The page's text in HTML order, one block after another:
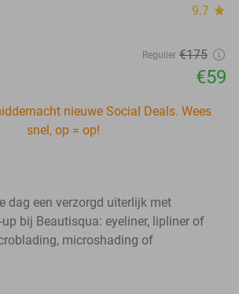
9.7 star
Regulier €175
€59
nieuwe Social Deals. Wees
snel, op = op!
dag een verzorgd uiterlijk met
bij Beautisqua: eyeliner, lipliner of
microshading of